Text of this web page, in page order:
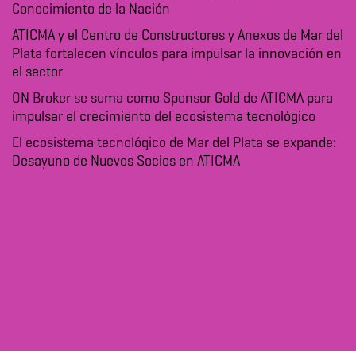
Conocimiento de la Nación
ATICMA y el Centro de Constructores y Anexos de Mar del
Plata fortalecen vínculos para impulsar la innovación en
el sector
ON Broker se suma como Sponsor Gold de ATICMA para
impulsar el crecimiento del ecosistema tecnológico
El ecosistema tecnológico de Mar del Plata se expande:
Desayuno de Nuevos Socios en ATICMA